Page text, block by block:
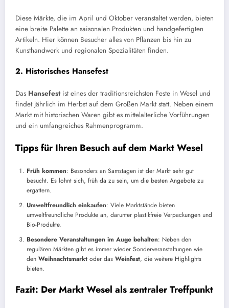
Diese Märkte, die im April und Oktober veranstaltet werden, bieten
eine breite Palette an saisonalen Produkten und handgefertigten
Artikeln. Hier können Besucher alles von Pflanzen bis hin zu
Kunsthandwerk und regionalen Spezialitäten finden.
2. Historisches Hansefest
Das Hansefestist eines der traditionsreichsten Feste in Wesel und
findet jährlich im Herbst auf dem Großen Markt statt. Neben einem
Markt mit historischen Waren gibt es mittelalterliche Vorführungen
und ein umfangreiches Rahmenprogramm.
Tipps für Ihren Besuch auf dem Markt Wesel
Früh kommen: Besonders an Samstagen ist der Markt sehr gut
besucht. Es lohnt sich, früh da zu sein, um die besten Angebote zu
ergattern.
Umweltfreundlich einkaufen: Viele Marktstände bieten
umweltfreundliche Produkte an, darunter plastikfreie Verpackungen und
Bio-Produkte.
Besondere Veranstaltungen im Auge behalten: Neben den
regulären Märkten gibt es immer wieder Sonderveranstaltungen wie
den Weihnachtsmarkt oder das Weinfest, die weitere Highlights
bieten.
Fazit: Der Markt Wesel als zentraler Treffpunkt